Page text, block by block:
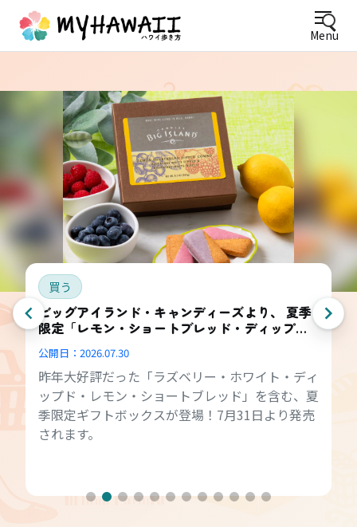
Menu
買う
ビッグアイランド・キャンディーズより、 夏季
限定「レモン・ショートブレッド・ディップ
公開日： 2026.07.30
昨年大好評だった「ラズベリー・ホワイト・ディ
ップド・レモン・ショートブレッド」を含む、夏
季限定ギフトボックスが登場！7月31日より発売
されます。